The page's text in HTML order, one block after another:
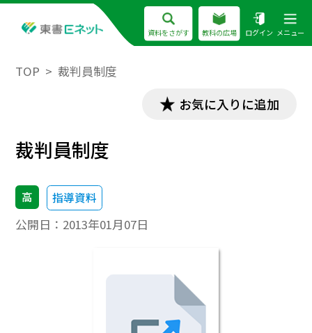
資料をさがす 教科の広場 ログイン メニュー
TOP 裁判員制度
お気に入りに追加
裁判員制度
高 指導資料
公開日： 2013年01月07日